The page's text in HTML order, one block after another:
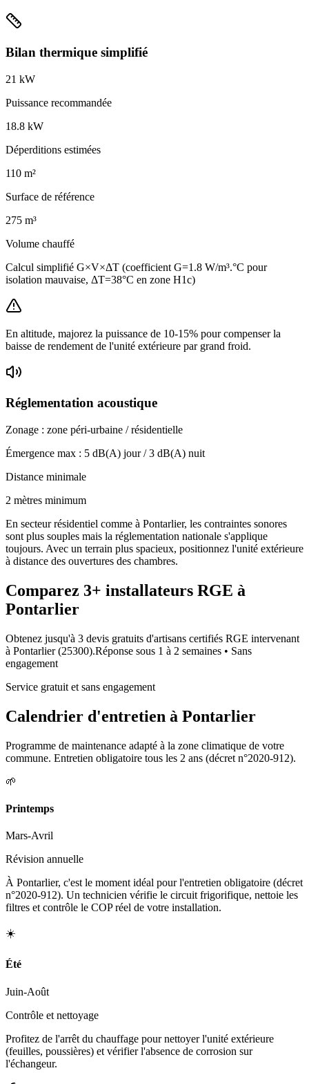
Bilan thermique simplifié
21 kW
Puissance recommandée
18.8 kW
Déperditions estimées
110 m²
Surface de référence
275 m³
Volume chauffé
Calcul simplifié G×V×ΔT (coefficient G=1.8 W/m³.°C pour
isolation mauvaise, ΔT=38°C en zone H1c)
En altitude, majorez la puissance de 10-15% pour compenser la
baisse de rendement de l'unité extérieure par grand froid.
Réglementation acoustique
Zonage : zone péri-urbaine / résidentielle
Émergence max : 5 dB(A) jour /3 dB(A) nuit
Distance minimale
2 mètres minimum
En secteur résidentiel comme à Pontarlier, les contraintes sonores
sont plus souples mais la réglementation nationale s'applique
toujours. Avec un terrain plus spacieux, positionnez l'unité extérieure
à distance des ouvertures des chambres.
Comparez 3+ installateurs RGE à
Pontarlier
Obtenez jusqu'à 3 devis gratuits d'artisans certifiés RGE intervenant
à Pontarlier(25300).Réponse sous 1 à 2 semaines • Sans
engagement
Service gratuit et sans engagement
Calendrier d'entretien à Pontarlier
Programme de maintenance adapté à la zone climatique de votre
commune. Entretien obligatoire tous les 2 ans (décret n°2020-912).
🌱
Printemps
Mars-Avril
Révision annuelle
À Pontarlier, c'est le moment idéal pour l'entretien obligatoire (décret
n°2020-912). Un technicien vérifie le circuit frigorifique, nettoie les
filtres et contrôle le COP réel de votre installation.
☀️
Été
Juin-Août
Contrôle et nettoyage
Profitez de l'arrêt du chauffage pour nettoyer l'unité extérieure
(feuilles, poussières) et vérifier l'absence de corrosion sur
l'échangeur.